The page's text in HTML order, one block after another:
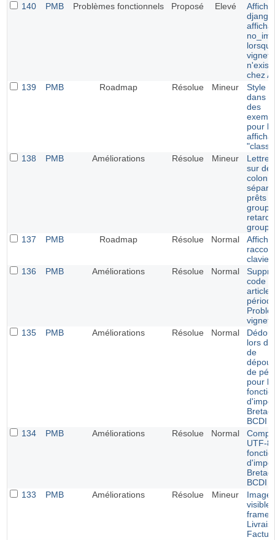
140
PMB Problèmes fonctionnels Proposé Elevé
django
chez
139
PMB Roadmap Résolue Mineur
Style
dans
des
pour
138
PMB Améliorations Résolue Mineur
Lettre
sur
prêts
groupe
137
PMB Roadmap Résolue Normal
clavier
136
PMB Améliorations Résolue Normal
code
135
PMB Améliorations Résolue Normal
lors
de
de
pour
BCDI
134
PMB Améliorations Résolue Normal
UTF-8
BCDI
133
PMB Améliorations Résolue Mineur
Image
visible
frames